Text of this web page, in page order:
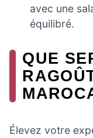
avec une
équilibré.
QUE
Élevez votre